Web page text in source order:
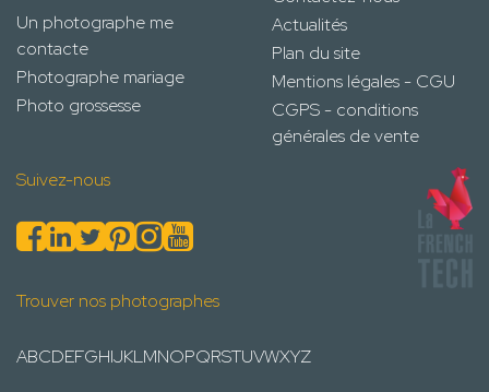
Un photographe me
contacte
Photographe mariage
Photo grossesse
Actualités
Plan du site
Mentions légales - CGU
CGPS - conditions
générales de vente
Suivez-nous
Trouver nos photographes
ABCDEFGHIJKLMNOPQRSTUVWXYZ